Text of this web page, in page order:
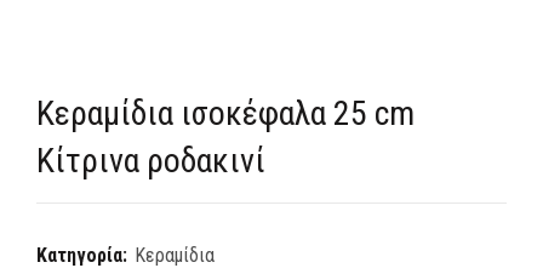
Κεραμίδια ισοκέφαλα 25 cm
Κίτρινα ροδακινί
Κατηγορία: Κεραμίδια